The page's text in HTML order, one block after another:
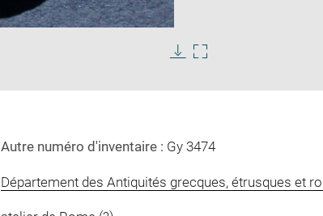
Autre numéro d'inventaire : Gy 3474
Département des Antiquités grecques, étrusques et